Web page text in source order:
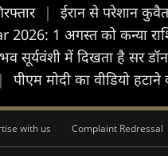
| ईरान से परेशान
1 अगस्त को कन्या
सूर्यवंशी में दिखता है सर
| पीएम मोदी का वीडियो
with us Complaint Redressal